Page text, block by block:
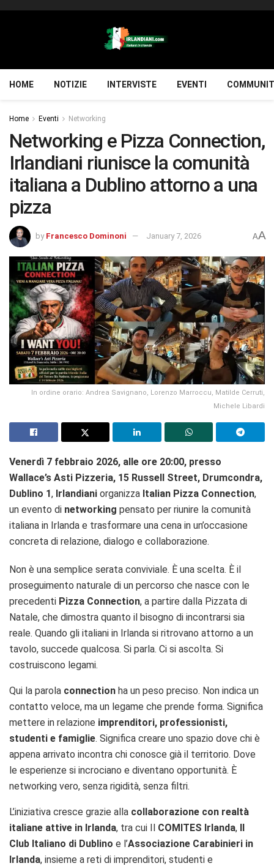
HOME NOTIZIE INTERVISTE EVENTI
Home Eventi Networking
Networking e Pizza Connection,
Irlandiani riunisce la comunità
italiana a Dublino attorno a una
pizza
by Francesco Dominoni January 7, 2026 AA
In ordine orario: Andrea Savignano, Lorenzo Marroccu, Matilde Cerruti,
Michele Libardi
Venerdì 7 febbraio 2026, alle ore 20:00, presso
Wallace’s Asti Pizzeria, 15 Russell Street, Drumcondra,
Dublino 1, Irlandiani organizza Italian Pizza Connection,
un evento di networking pensato per riunire la comunità
italiana in Irlanda e trasformare una cena in un’occasione
concreta di relazione, dialogo e collaborazione.
Non è una semplice serata conviviale. È una scelta. È il
proseguimento naturale di un percorso che nasce con le
precedenti Pizza Connection, a partire dalla Pizzata di
Natale, che dimostra quanto il bisogno di incontrarsi sia
reale. Quando gli italiani in Irlanda si ritrovano attorno a un
tavolo, succede qualcosa. Si parla. Ci si ascolta. Si
costruiscono legami.
Qui la parola connection ha un peso preciso. Non indica un
contatto veloce, ma un legame che prende forma. Significa
mettere in relazione imprenditori, professionisti,
studenti e famiglie. Significa creare uno spazio dove chi è
appena arrivato incontra chi conosce già il territorio. Dove
le esperienze si incrociano e diventano opportunità. È
networking vero, senza rigidità, senza filtri.
L’iniziativa cresce grazie alla collaborazione con realtà
italiane attive in Irlanda, tra cui Il COMITES Irlanda, Il
Club Italiano di Dublino e l’Associazione Carabinieri in
Irlanda, insieme a reti di imprenditori, studenti e